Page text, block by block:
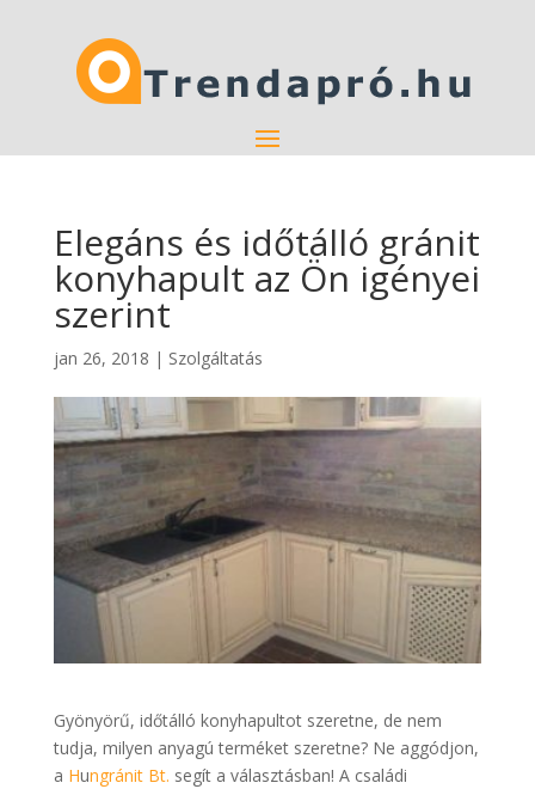
Elegáns és időtálló gránit
konyhapult az Ön igényei
szerint
jan 26, 2018 | Szolgáltatás
Gyönyörű, időtálló konyhapultot szeretne, de nem
tudja, milyen anyagú terméket szeretne? Ne aggódjon,
a Hungránit Bt. segít a választásban! A családi